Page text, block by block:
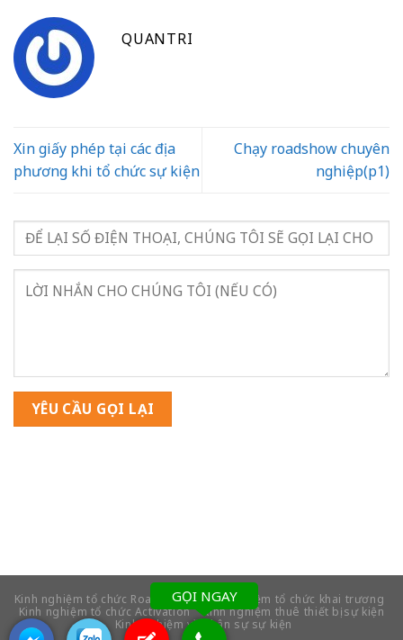
QUANTRI
Xin giấy phép tại các địa
phương khi tổ chức sự kiện
Chạy roadshow chuyên
nghiệp(p1)
Kinh nghiệm tổ chức Roadshow
Kinh nghiệm tổ chức khai trương
Kinh nghiệm tổ chức Activation
Kinh nghiệm thuê thiết bị sự kiện
Kinh nghiệm về nhân sự sự kiện
GỌI NGAY